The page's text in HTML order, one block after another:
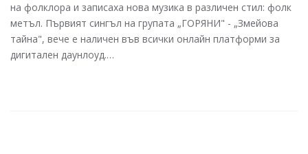
на фолклора и записаха нова музика в различен стил: фолк
метъл. Първият сингъл на групата „ГОРЯНИ" - „Змейова
тайна", вече е наличен във всички онлайн платформи за
дигитален даунлоуд.…